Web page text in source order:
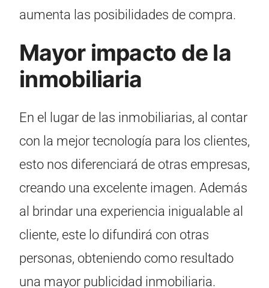
aumenta las posibilidades de compra.
Mayor impacto de la
inmobiliaria
En el lugar de las inmobiliarias, al contar
con la mejor tecnología para los clientes,
esto nos diferenciará de otras empresas,
creando una excelente imagen. Además
al brindar una experiencia inigualable al
cliente, este lo difundirá con otras
personas, obteniendo como resultado
una mayor publicidad inmobiliaria.